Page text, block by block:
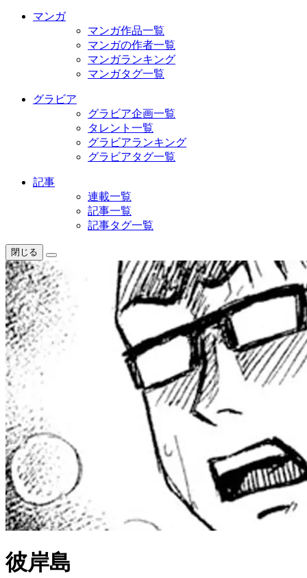
マンガ
マンガ作品一覧
マンガの作者一覧
マンガランキング
マンガタグ一覧
グラビア
グラビア企画一覧
タレント一覧
グラビアランキング
グラビアタグ一覧
記事
連載一覧
記事一覧
記事タグ一覧
閉じる
彼岸島